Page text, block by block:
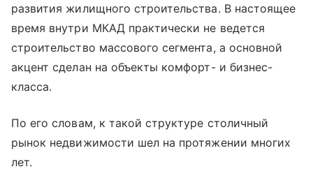
развития жилищного строительства. В настоящее
время внутри МКАД практически не ведется
строительство массового сегмента, а основной
акцент сделан на объекты комфорт- и бизнес-
класса.
По его словам, к такой структуре столичный
рынок недвижимости шел на протяжении многих
лет.